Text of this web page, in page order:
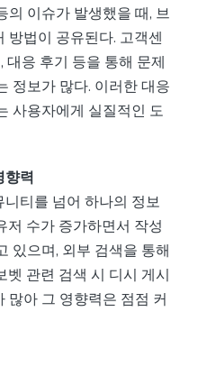
의 이슈가 발생했을 때, 브
방법이 공유된다. 고객센
대응 후기 등을 통해 문제
정보가 많다. 이러한 대응
사용자에게 실질적인 도
향력
티를 넘어 하나의 정보
저 수가 증가하면서 작성
있으며, 외부 검색을 통해
벳 관련 검색 시 디시 게시
많아 그 영향력은 점점 커